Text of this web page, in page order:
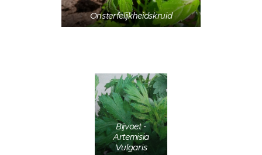
Onsterfelijkheidskruid
Bijvoet -
Artemisia
Vulgaris